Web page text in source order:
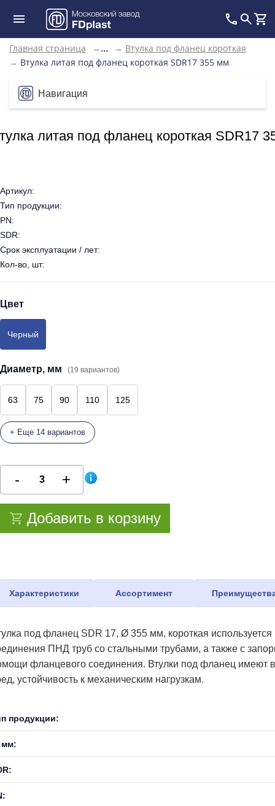
Главная страница → ... → Втулка под фланец короткая
→ Втулка литая под фланец короткая SDR17 355 мм
Навигация
литая под фланец короткая SDR17
Артикул:
Тип продукции:
PN:
SDR:
Срок эксплуатации / лет:
Кол-во, шт:
Цвет
Черный
Диаметр, мм (19 вариантов)
63 75 90 110 125
+ Еще 14 вариантов
Добавить в корзину
Характеристики Ассортимент
под фланец SDR 17, Ø 355 мм, короткая
ПНД труб со стальными трубами, а также с
фланцевого соединения. Втулки под фланец имеют
устойчивость к механическим нагрузкам.
продукции:
мм: